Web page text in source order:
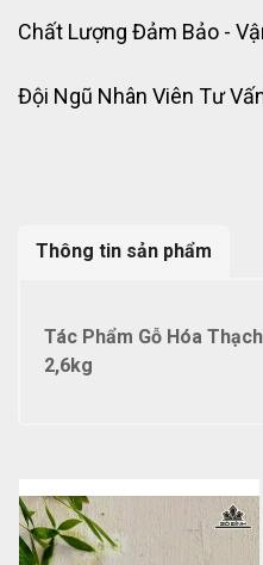
Chất Lượng Đảm Bảo -
Đội Ngũ Nhân Viên Tư
Thông tin sản phẩm
Tác Phẩm Gỗ Hóa
2,6kg